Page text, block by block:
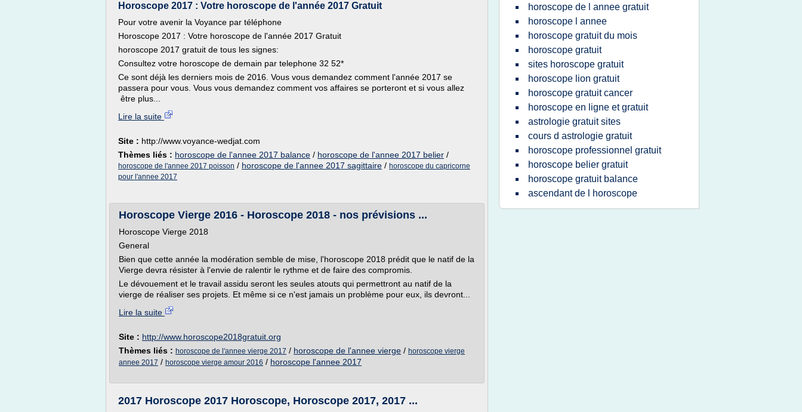
Horoscope 2017 : Votre horoscope de l'année 2017 Gratuit
Pour votre avenir la Voyance par téléphone
Horoscope 2017 : Votre horoscope de l'année 2017 Gratuit
horoscope 2017 gratuit de tous les signes:
Consultez votre horoscope de demain par telephone 32 52*
Ce sont déjà les derniers mois de 2016. Vous vous demandez comment l'année 2017 se
passera pour vous. Vous vous demandez comment vos affaires se porteront et si vous allez
être plus...
Lire la suite
Site : http://www.voyance-wedjat.com
Thèmes liés : horoscope de l'annee 2017 balance / horoscope de l'annee 2017 belier /
horoscope de l'annee 2017 poisson / horoscope de l'annee 2017 sagittaire / horoscope du capricorne
pour l'annee 2017
Horoscope Vierge 2016 - Horoscope 2018 - nos prévisions ...
Horoscope Vierge 2018
General
Bien que cette année la modération semble de mise, l'horoscope 2018 prédit que le natif de la
Vierge devra résister à l'envie de ralentir le rythme et de faire des compromis.
Le dévouement et le travail assidu seront les seules atouts qui permettront au natif de la
vierge de réaliser ses projets. Et même si ce n'est jamais un problème pour eux, ils devront...
Lire la suite
Site : http://www.horoscope2018gratuit.org
Thèmes liés : horoscope de l'annee vierge 2017 / horoscope de l'annee vierge / horoscope vierge
annee 2017 / horoscope vierge amour 2016 / horoscope l'annee 2017
2017 Horoscope 2017 Horoscope, Horoscope 2017, 2017 ...
horoscope de l annee gratuit
horoscope l annee
horoscope gratuit du mois
horoscope gratuit
sites horoscope gratuit
horoscope lion gratuit
horoscope gratuit cancer
horoscope en ligne et gratuit
astrologie gratuit sites
cours d astrologie gratuit
horoscope professionnel gratuit
horoscope belier gratuit
horoscope gratuit balance
ascendant de l horoscope